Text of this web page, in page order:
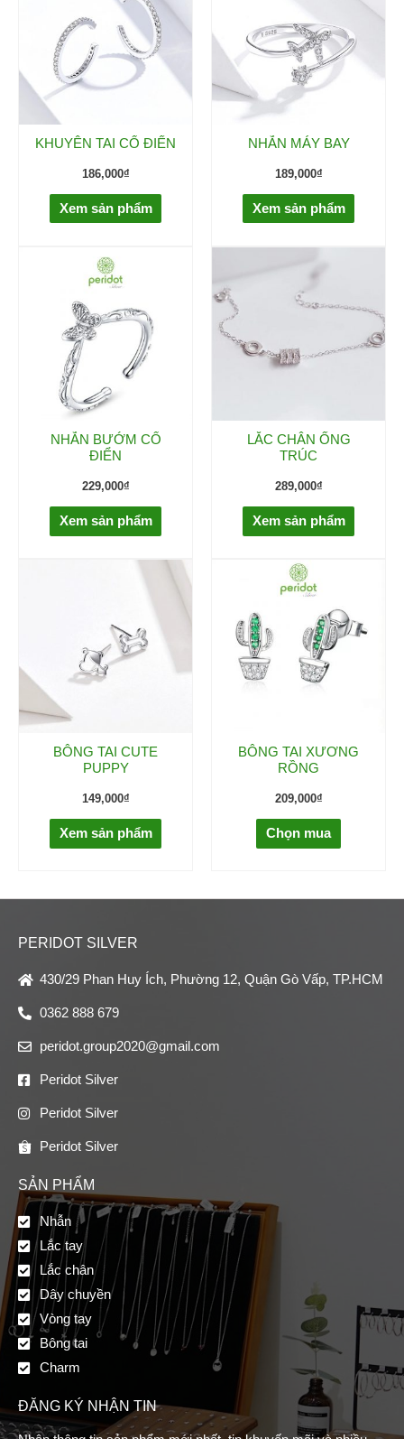
KHUYÊN TAI CỔ ĐIỂN
186,000₫
Xem sản phẩm
NHẪN MÁY BAY
189,000₫
Xem sản phẩm
NHẪN BƯỚM CỔ
ĐIỂN
229,000₫
Xem sản phẩm
LẮC CHÂN ỐNG
TRÚC
289,000₫
Xem sản phẩm
BÔNG TAI CUTE
PUPPY
149,000₫
Xem sản phẩm
BÔNG TAI XƯƠNG
RỒNG
209,000₫
Chọn mua
PERIDOT SILVER
430/29 Phan Huy Ích, Phường 12, Quận Gò Vấp, TP.HCM
0362 888 679
peridot.group2020@gmail.com
Peridot Silver
Peridot Silver
Peridot Silver
SẢN PHẨM
Nhẫn
Lắc tay
Lắc chân
Dây chuyền
Vòng tay
Bông tai
Charm
ĐĂNG KÝ NHẬN TIN